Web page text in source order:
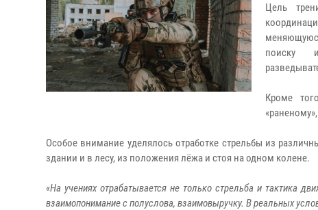
Цель
поиску и
Кроме
Особое внимание уделялось отработке стрельбы из
здании и в лесу, из положения лёжа и стоя на одном колене.
«На учениях отрабатывается не только стрельба и тактика
взаимопонимание с полуслова, взаимовыручку. В реальных